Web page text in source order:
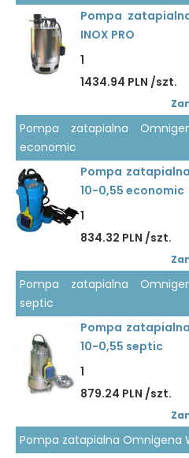
Pompa
INOX PRO
1
1434.94 PLN /szt.
Pompa zatapialna
economic
Pompa
10-0,55 economic
1
834.32 PLN /szt.
Pompa zatapialna
septic
Pompa
10-0,55 septic
1
879.24 PLN /szt.
Pompa zatapialna Omnigena